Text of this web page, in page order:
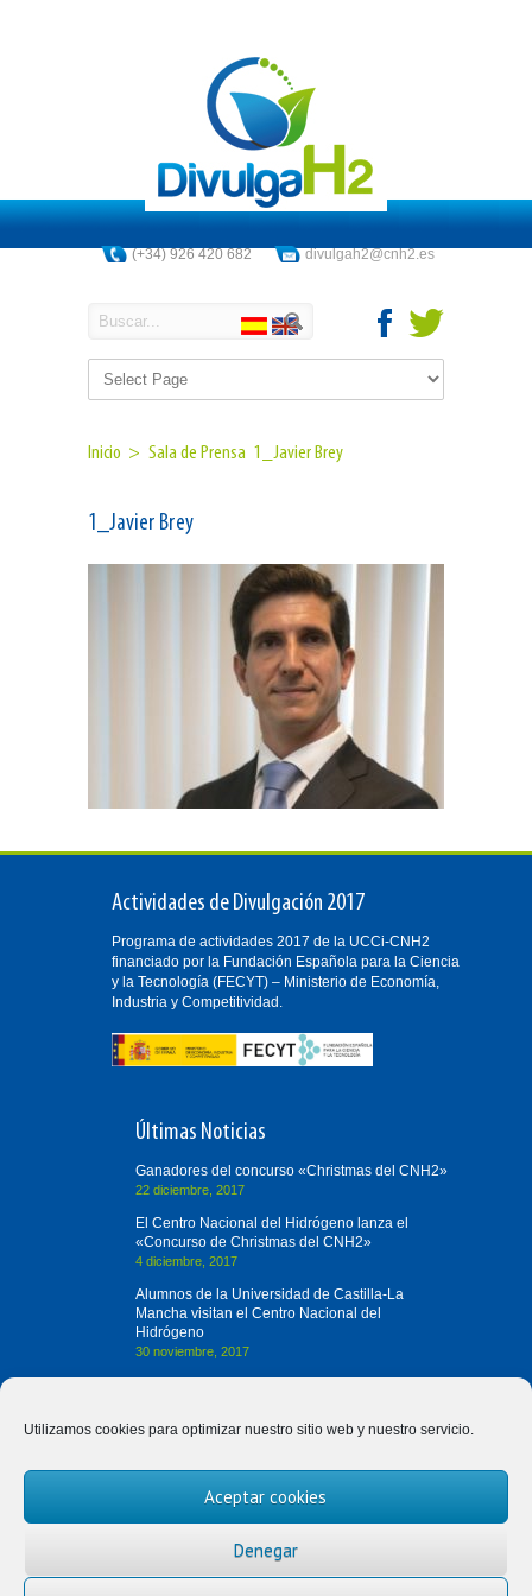
Utilizamos cookies para optimizar nuestro sitio web y nuestro servicio.
Aceptar cookies
Denegar
(+34) 926 420 682 divulgah2@cnh2.es
Inicio > Sala de Prensa 1_Javier Brey
1_Javier Brey
Actividades de Divulgación 2017
Programa de actividades 2017 de la UCCi-CNH2
financiado por la Fundación Española para la Ciencia
y la Tecnología (FECYT) – Ministerio de Economía,
Industria y Competitividad.
Últimas Noticias
Ganadores del concurso «Christmas del CNH2»
22 diciembre, 2017
El Centro Nacional del Hidrógeno lanza el
«Concurso de Christmas del CNH2»
4 diciembre, 2017
Alumnos de la Universidad de Castilla-La
Mancha visitan el Centro Nacional del
Hidrógeno
30 noviembre, 2017
Contacta con Nosotros
(+34) 926 420 682
divulgah2@cnh2.es
13500 Puertollano (Ciudad Real)